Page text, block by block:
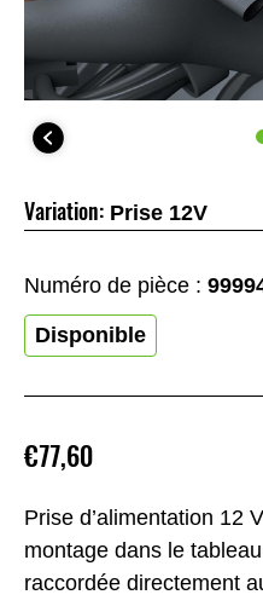
Prise d’alimentation 12
montage dans le
raccordée directement
€77,60
Variation: Prise 12V
Numéro de pièce :
Disponible